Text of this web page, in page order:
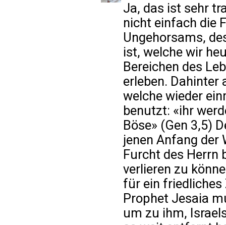
Ja, das ist sehr
nicht einfach die
Ungehorsams,
ist, welche wir
Bereichen des
erleben. Dahinter
welche wieder
benutzt: «ihr
Böse» (Gen 3,5)
jenen Anfang der
Furcht des Herrn
verlieren zu
für ein friedliches
Prophet Jesaia
um zu ihm,